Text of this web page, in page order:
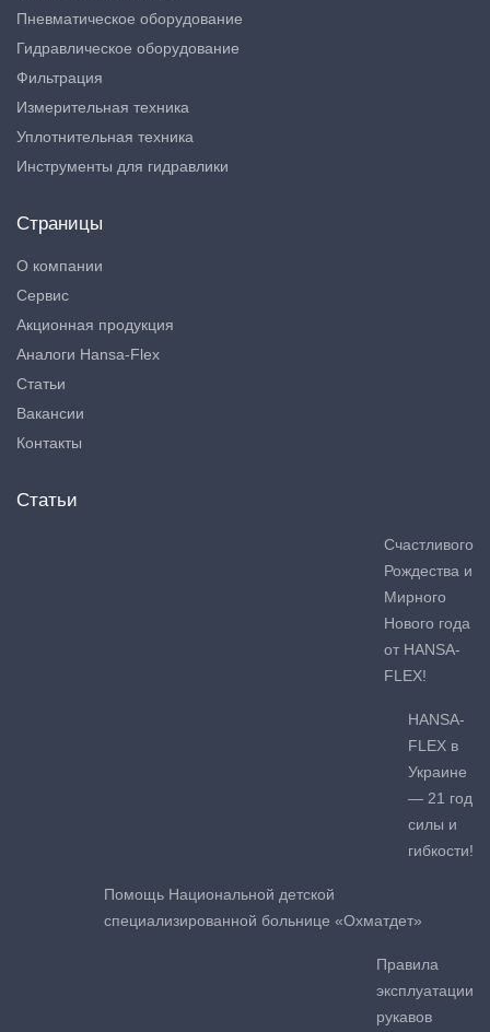
Пневматическое оборудование
Гидравлическое оборудование
Фильтрация
Измерительная техника
Уплотнительная техника
Инструменты для гидравлики
Страницы
О компании
Сервис
Акционная продукция
Аналоги Hansa-Flex
Статьи
Вакансии
Контакты
Статьи
Счастливого
Рождества и
Мирного
Нового года
от HANSA-
FLEX!
HANSA-
FLEX в
Украине
— 21 год
силы и
гибкости!
Помощь Национальной детской
специализированной больнице «Охматдет»
Правила
эксплуатации
рукавов